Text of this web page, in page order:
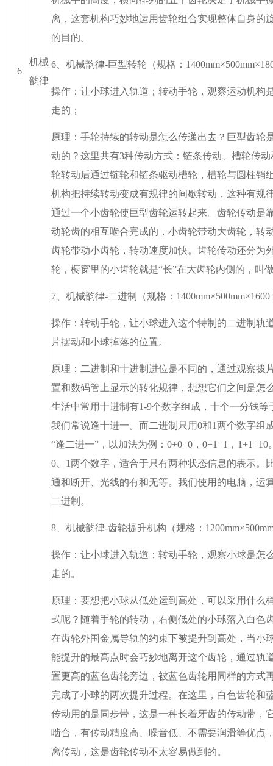
6
机械
韵律
离，这套机构巧妙地运用齿轮组合实现整体自身的
的目的。
6 、机械韵律-巨型转轮（规格： 1400mm×500mm×
操作：让小球进入轨道；转动手轮，观察运动机构
走的；
原理：手轮持续的转动是怎么传递出去？巨型齿轮
动的？这里共有3种传动方式：链条传动、槽轮传
轮转动后通过链轮和链条驱动槽轮，槽轮与圆柱销
机构把持续转动变成有规律的间歇转动，这种有规
通过一个小齿轮使巨型齿轮运转起来。齿轮传动是
动轮齿的相互啮合完成的，小齿轮带动大齿轮，转
齿轮带动小齿轮，转动速度加快。齿轮传动还分为
轮，橱窗里的小齿轮就是“长”在大齿轮内侧的，叫
7 、机械韵律-二进制（规格： 1400mm×500mm×1600
操作：转动手轮，让小球进入这个特制的二进制轨
片摆动和小球掉落的位置。
原理：二进制和十进制进位是不同的，通过观察拨
置和数码管上显示的转化规律，想想它们之间是怎
生活中常用十进制有1-9个数字组成，十个一分钱等
我们常说逢十进一。而二进制只用0和1两个数字组
“逢二进一”，以加法为例： 0+0=0 ， 0+1=1 ， 1+1=10
0
1两个数字，适合于只有两种状态信息的表示。
通和断开、光线的有和无等。我们使用的电脑，运
二进制。
8 、机械韵律-齿轮提升机构（规格： 1200mm×
操作：让小球进入轨道；转动手轮，观察小球是怎
走的。
原理：要想把小球从低处运到高处，可以采用什么
式呢？随着手轮的转动，右侧低处的小球落入白色
在齿轮外围金属导轨的约束下被提升到高处，当小
能提升的最高点时会巧妙地离开这个齿轮，通过轨
置更高的蓝色齿轮旁边，被蓝色齿轮用同样的方式
完成了小球的两次提升过程。在这里，白色齿轮和
传动用的是同步带，这是一种长着牙齿的传动带，
啮合，有传动精度高、噪音低、不需要润滑等优点
离传动，这是齿轮传动不太容易做到的。